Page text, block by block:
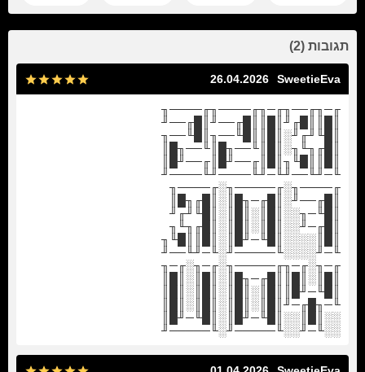
תגובות (2)
SweetieEva
26.04.2026
╓─╖╓──╖╓─╖╓────╖╓────╖
║█║║█╓╜║█║║█╓──╜║█╓──╜
║█╙╜╓╜░║█║║█╙──╖║█╙──╖
║█╓╖╙╖░║█║╙──╖█║╙──╖█║
║█║║█╙╖║█║╓──╜█║╓──╜█║
╙─╜╙──╜╙─╜╙────╜╙────╜
╓────╖░╓─────╖░╓────╖
║█╓──╜░║█╓─╖█║░║█╓╖█║
║█╙─╖░░║█║░║█║░║█╙╜╓╜
║█╓─╜░░║█║░║█║░║█╓╖╙╖
║█║░░░░║█╙─╜█║░║█║║█╙╖
╙─╜░░░░╙─────╜░╙─╜╙──╜
╓─╖░╓─╖╓─────╖░╓─╖░╓─╖
║█║░║█║║█╓─╖█║░║█║░║█║
║█╙─╜█║║█║░║█║░║█║░║█║
╙─╖█╓─╜║█║░║█║░║█║░║█║
░░║█║░░║█╙─╜█║░║█╙─╜█║
░░╙─╜░░╙─────╜░╙─────╜